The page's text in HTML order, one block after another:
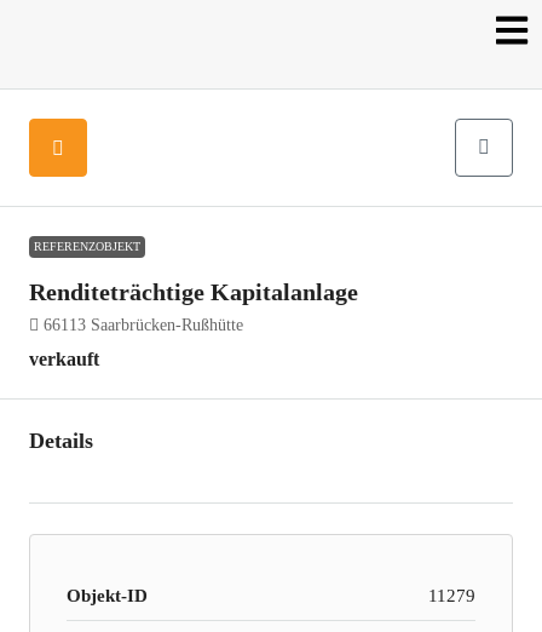
REFERENZOBJEKT
Renditeträchtige Kapitalanlage
66113 Saarbrücken-Rußhütte
verkauft
Details
Objekt-ID 11279